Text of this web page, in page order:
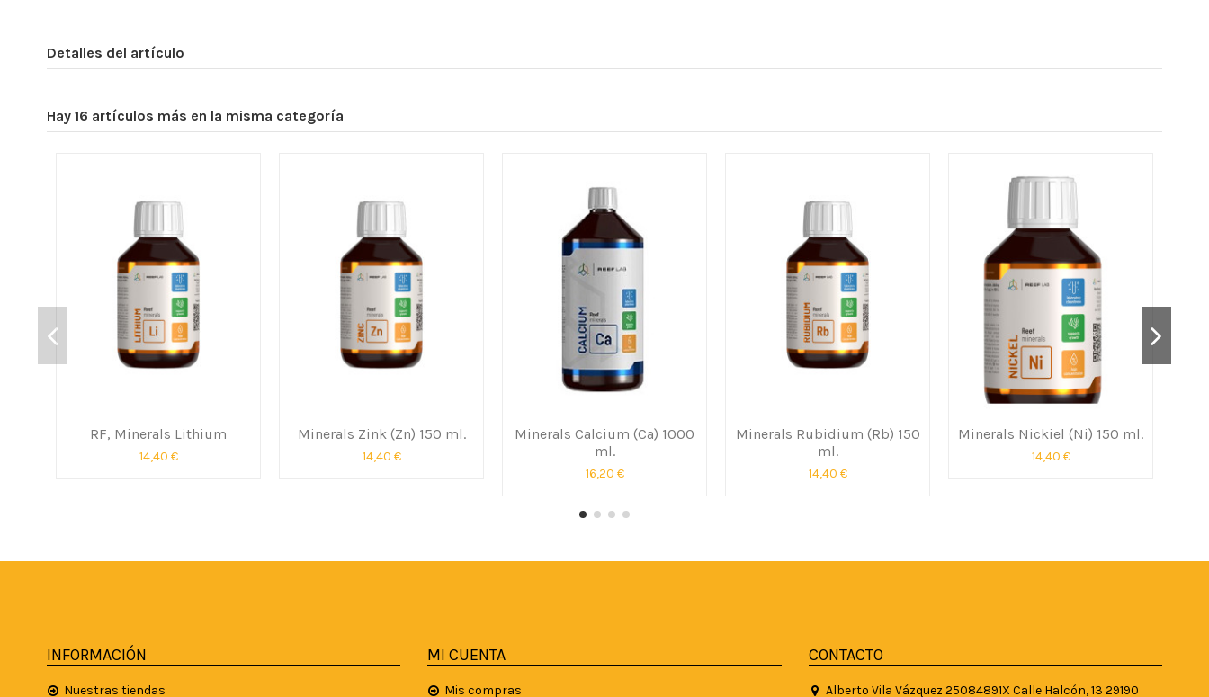
Detalles del artículo
Hay 16 artículos más en la misma categoría
RF, Minerals Lithium
14,40 €
Minerals Zink (Zn) 150 ml.
14,40 €
Minerals Calcium (Ca) 1000
ml.
16,20 €
Minerals Rubidium (Rb) 150
ml.
14,40 €
Minerals Nickiel (Ni) 150 ml.
14,40 €
INFORMACIÓN
Nuestras tiendas
MI CUENTA
Mis compras
CONTACTO
Alberto Vila Vázquez 25084891X Calle Halcón, 13 29190